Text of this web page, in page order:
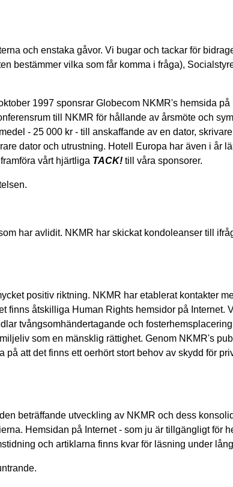
och enstaka gåvor. Vi bugar och tackar för
bestämmer vilka som får komma i fråga),
1997 sponsrar Globecom NKMR's hemsida på
till NKMR för hållande av årsmöte och
- 25 000 kr - till anskaffande av en dator,
dator och utrustning. Hotell Europa har även i år
vårt hjärtliga TACK! till våra sponsorer.
har avlidit. NKMR har skickat kondoleanser till
positiv riktning. NKMR har etablerat kontakter
finns åtskilliga Human Rights hemsidor på Internet.
tvångsomhändertagande och
som en mänsklig rättighet. Genom NKMR's
att det finns ett oerhört stort behov av skydd för
beträffande utveckling av NKMR och dess
Hemsidan på Internet - som ju är tillgängligt för
och artiklarna finns kvar för läsning under